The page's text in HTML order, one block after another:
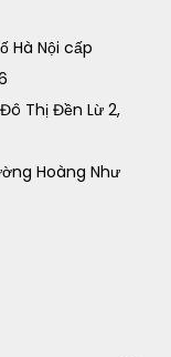
Hà Nội cấp
Thị Đền Lừ 2,
Hoàng Như